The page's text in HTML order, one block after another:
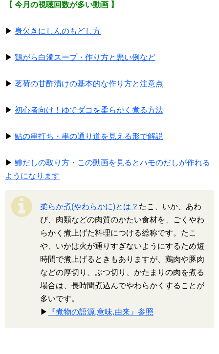
【 今月の視聴回数が多い動画 】
▶ 身欠きにしんのもどし方
▶ 鶏がら白濁スープ・作り方と悪い例など
▶ 茗荷の甘酢漬けの基本的な作り方と注意点
▶ 初心者向け！ゆでダコを柔らかく煮る方法
▶ 鮎の串打ち・串の通り道を見える形で解説
▶ 鱧だしの取り方・この動画を見るとハモのだしが作れる
ようになります
柔らか煮(やわらかに)とは？ たこ、いか、あわ
び、肉類などの肉質のかたい食材を、ごくやわ
らかく煮上げた料理につける総称です。たこ
や、いかは火が通りすぎないようにするため短
時間で煮上げるときもありますが、鶏肉や豚肉
などの厚切り、ぶつ切り、かたまりの肉を煮る
場合は、長時間煮込んでやわらかくすることが
多いです。
▶
『煮物の語源,意味,由来』参照